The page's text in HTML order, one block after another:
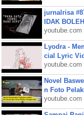
jurnalrisa
IDAK
youtube.com
Lyodra -
cial Lyric
youtube.com
Novel
n Foto
youtube.com